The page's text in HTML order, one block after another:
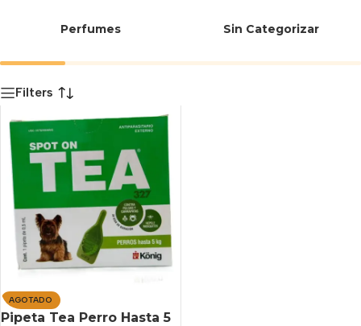
Perfumes Sin Categorizar
Filters
AGOTADO
Pipeta Tea Perro Hasta 5